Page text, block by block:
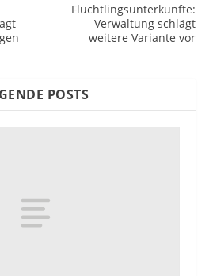
Flüchtlingsunterkünfte:
Verwaltung schlägt
weitere Variante vor
POSTS